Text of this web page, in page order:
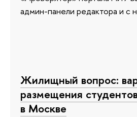
админ-панели редактора и с
Жилищный вопрос:
размещения
в Москве